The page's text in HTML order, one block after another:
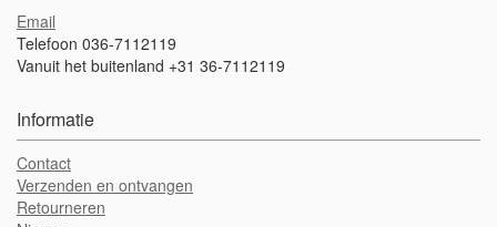
Email
Telefoon 036-7112119
Vanuit het buitenland +31 36-7112119
Informatie
Contact
Verzenden en ontvangen
Retourneren